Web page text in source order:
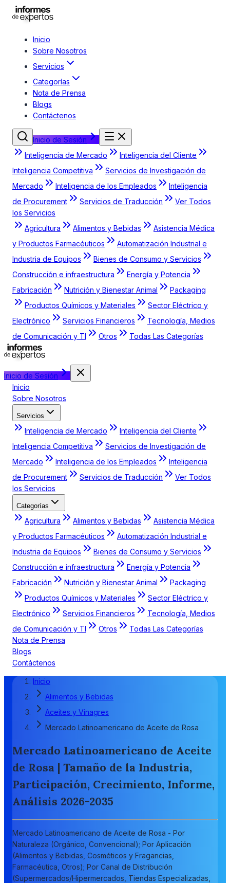
Inicio
Sobre Nosotros
Servicios
Categorías
Nota de Prensa
Blogs
Contáctenos
Inicio de Sesión
Inteligencia de Mercado
Inteligencia del Cliente
Inteligencia Competitiva
Servicios de Investigación de
Mercado
Inteligencia de los Empleados
Inteligencia
de Procurement
Servicios de Traducción
Ver Todos
los Servicios
Agricultura
Alimentos y Bebidas
Asistencia Médica
y Productos Farmacéuticos
Automatización Industrial e
Industria de Equipos
Bienes de Consumo y Servicios
Construcción e infraestructura
Energía y Potencia
Fabricación
Nutrición y Bienestar Animal
Packaging
Productos Químicos y Materiales
Sector Eléctrico y
Electrónico
Servicios Financieros
Tecnología, Medios
de Comunicación y TI
Otros Todas Las Categorías
Inicio de Sesión
Inicio
Sobre Nosotros
Servicios
Inteligencia de Mercado
Inteligencia del Cliente
Inteligencia Competitiva
Servicios de Investigación de
Mercado
Inteligencia de los Empleados
Inteligencia
de Procurement
Servicios de Traducción
Ver Todos
los Servicios
Categorías
Agricultura Alimentos y Bebidas
Asistencia Médica
y Productos Farmacéuticos
Automatización Industrial e
Industria de Equipos
Bienes de Consumo y Servicios
Construcción e infraestructura
Energía y Potencia
Fabricación
Nutrición y Bienestar Animal
Packaging
Productos Químicos y Materiales
Sector Eléctrico y
Electrónico
Servicios Financieros
Tecnología, Medios
de Comunicación y TI
Otros
Todas Las Categorías
Nota de Prensa
Blogs
Contáctenos
Inicio
Alimentos y Bebidas
Aceites y Vinagres
Mercado Latinoamericano de Aceite de Rosa
Mercado Latinoamericano de Aceite
de Rosa | Tamaño de la Industria,
Participación, Crecimiento, Informe,
Análisis 2026-2035
Mercado Latinoamericano de Aceite de Rosa - Por
Naturaleza (Orgánico, Convencional); Por Aplicación
(Alimentos y Bebidas, Cosméticos y Fragancias,
Farmacéutica, Otros); Por Canal de Distribución
(Supermercados/Hipermercados, Tiendas Especializadas,